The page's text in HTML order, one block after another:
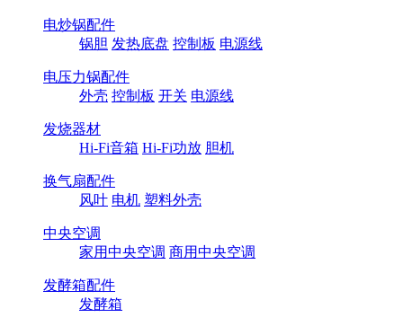
电炒锅配件
锅胆 发热底盘 控制板 电源线
电压力锅配件
外壳 控制板 开关 电源线
发烧器材
Hi-Fi音箱 Hi-Fi功放 胆机
换气扇配件
风叶 电机 塑料外壳
中央空调
家用中央空调 商用中央空调
发酵箱配件
发酵箱